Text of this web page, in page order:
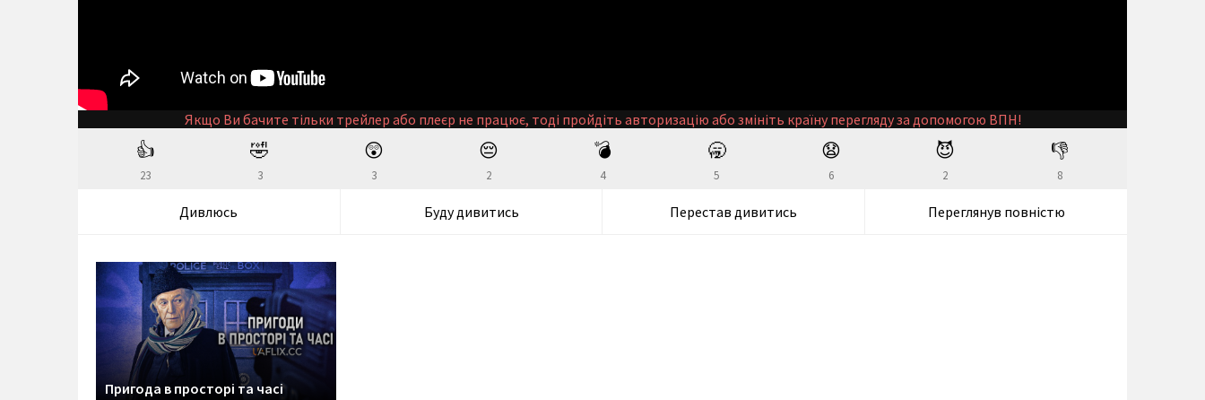
Якщо Ви бачите тільки трейлер або плеєр не працює, тоді пройдіть авторизацію або змініть країну перегляду за допомогою ВПН!
👍
23
🤣
3
😲
3
😔
2
💣
4
🥱
5
😧
6
😈
2
👎
8
Дивлюсь Буду дивитись Перестав дивитись Переглянув повністю
Пригода в просторі та часі